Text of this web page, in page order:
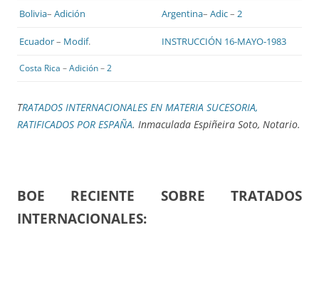
Bolivia– Adición Argentina– Adic– 2
Ecuador– Modif. INSTRUCCIÓN 16-MAYO-1983
Costa Rica –Adición–2
TRATADOS INTERNACIONALES EN MATERIA SUCESORIA,
RATIFICADOS POR ESPAÑA. Inmaculada Espiñeira Soto, Notario.
BOE RECIENTE SOBRE TRATADOS
INTERNACIONALES: